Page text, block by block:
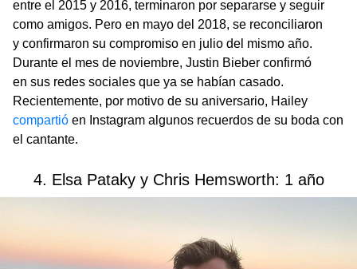
entre el 2015 y 2016, terminaron por separarse y seguir
como amigos. Pero en mayo del 2018, se reconciliaron
y confirmaron su compromiso en julio del mismo año.
Durante el mes de noviembre, Justin Bieber confirmó
en sus redes sociales que ya se habían casado.
Recientemente, por motivo de su aniversario, Hailey
compartió en Instagram algunos recuerdos de su boda con
el cantante.
4. Elsa Pataky y Chris Hemsworth: 1 año